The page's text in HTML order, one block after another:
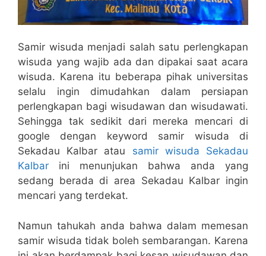
Samir wisuda menjadi salah satu perlengkapan
wisuda yang wajib ada dan dipakai saat acara
wisuda. Karena itu beberapa pihak universitas
selalu ingin dimudahkan dalam persiapan
perlengkapan bagi wisudawan dan wisudawati.
Sehingga tak sedikit dari mereka mencari di
google dengan keyword samir wisuda di
Sekadau Kalbar atau samir wisuda Sekadau
Kalbar ini menunjukan bahwa anda yang
sedang berada di area Sekadau Kalbar ingin
mencari yang terdekat.
Namun tahukah anda bahwa dalam memesan
samir wisuda tidak boleh sembarangan. Karena